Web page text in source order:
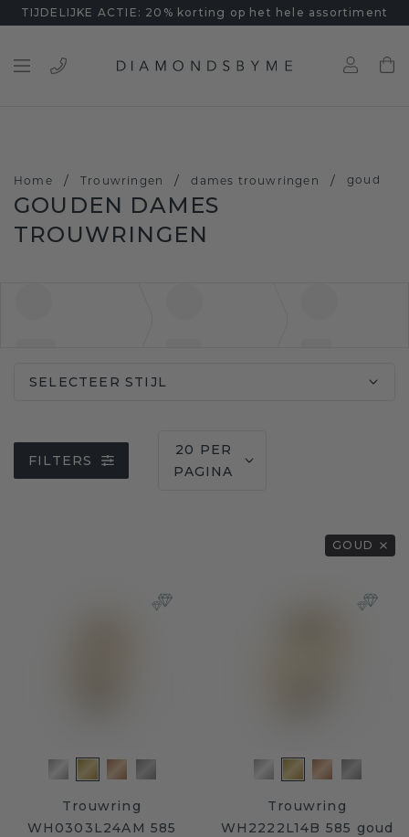
TIJDELIJKE ACTIE: 20% korting op het hele assortiment
Home / Trouwringen / dames trouwringen / goud
GOUDEN DAMES
TROUWRINGEN
SELECTEER STIJL
FILTERS
20 PER
PAGINA
GOUD
Trouwring
WH0303L24AM 585
Trouwring
WH2222L14B 585 goud